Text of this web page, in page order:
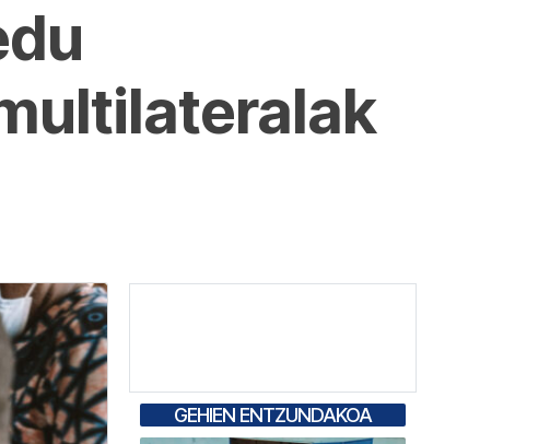
GEHIEN ENTZUNDAKOA